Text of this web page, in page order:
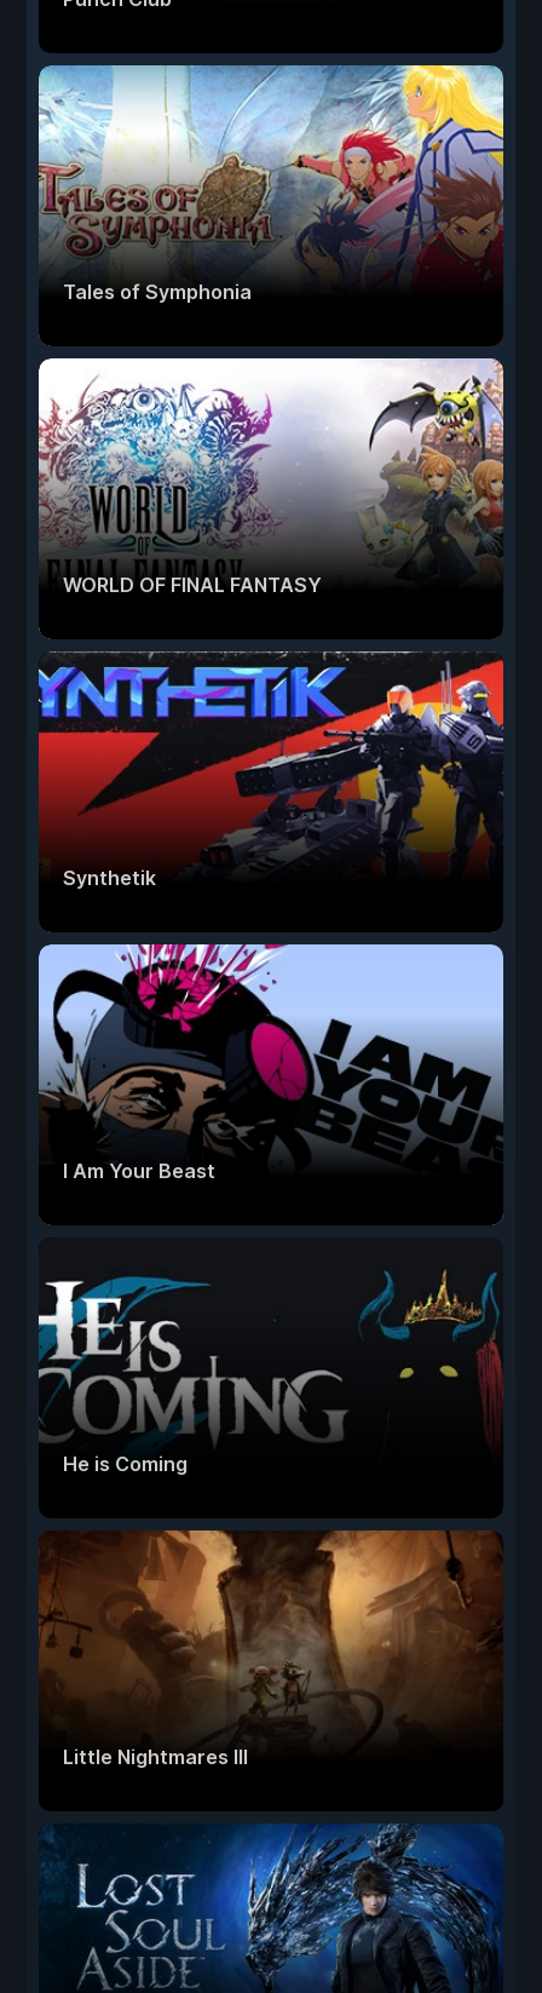
Tales of Symphonia
WORLD OF FINAL FANTASY
Synthetik
I Am Your Beast
He is Coming
Little Nightmares III